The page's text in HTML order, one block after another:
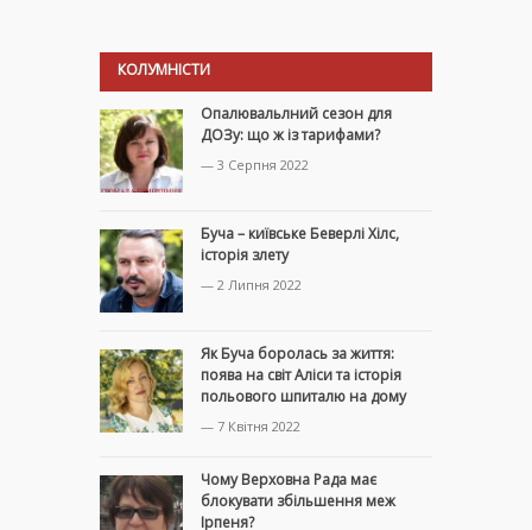
КОЛУМНІСТИ
Опалювальлний сезон для
ДОЗу: що ж із тарифами?
— 3 Серпня 2022
Буча – київське Беверлі Хілс,
історія злету
— 2 Липня 2022
Як Буча боролась за життя:
поява на світ Аліси та історія
польового шпиталю на дому
— 7 Квітня 2022
Чому Верховна Рада має
блокувати збільшення меж
Ірпеня?